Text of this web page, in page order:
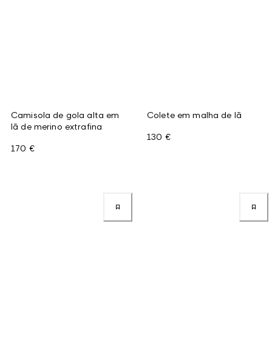
Camisola de gola alta em
lã de merino extrafina
170 €
Colete em malha de lã
130 €